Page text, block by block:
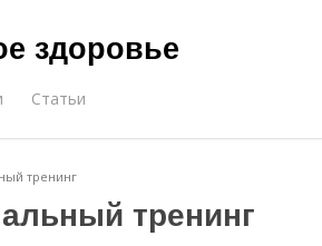
здоровье
Статьи
тренинг
тренинг